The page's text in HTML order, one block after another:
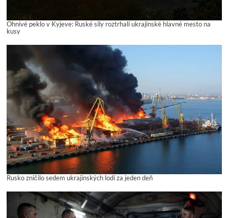
Ohnivé peklo v Kyjeve: Ruské sily roztrhali ukrajinské hlavné mesto na
kusy
Rusko zničilo sedem ukrajinských lodí za jeden deň